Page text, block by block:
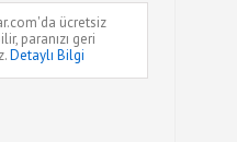
ücretsiz
paranızı geri
Detaylı Bilgi